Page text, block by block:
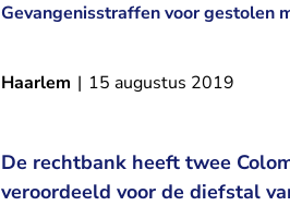
Gevangenisstraffen voor gestolen
Haarlem | 15 augustus 2019
De rechtbank heeft twee
veroordeeld voor de diefstal